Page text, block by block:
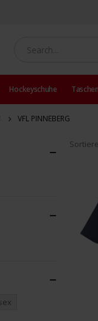
Hockeyschuhe Taschen
VFL PINNEBERG